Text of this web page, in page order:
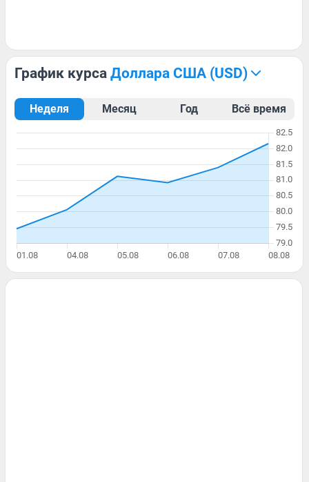
График курса доллара США (USD)
Неделя Месяц Год Всё время